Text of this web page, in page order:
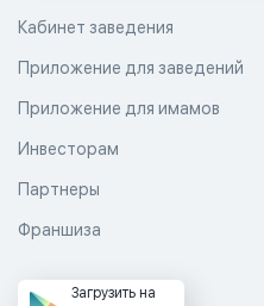
Кабинет заведения
Приложение для заведений
Приложение для имамов
Инвесторам
Партнеры
Франшиза
Загрузить на